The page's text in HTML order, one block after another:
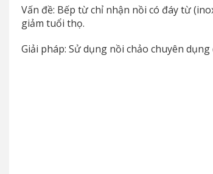
Vấn đề: Bếp từ chỉ nhận nồi có đáy từ
giảm tuổi thọ.
Giải pháp: Sử dụng nồi chảo chuyên